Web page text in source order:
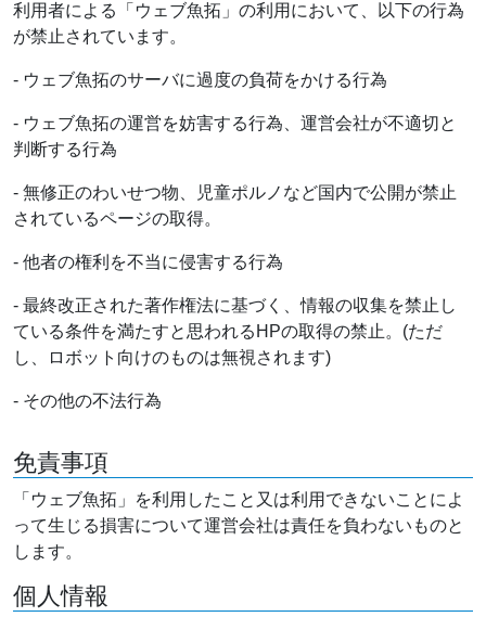
利用者による「ウェブ魚拓」の利用において、以下の行為
が禁止されています。
- ウェブ魚拓のサーバに過度の負荷をかける行為
- ウェブ魚拓の運営を妨害する行為、運営会社が不適切と
判断する行為
- 無修正のわいせつ物、児童ポルノなど国内で公開が禁止
されているページの取得。
- 他者の権利を不当に侵害する行為
- 最終改正された著作権法に基づく、情報の収集を禁止し
ている条件を満たすと思われるHPの取得の禁止。(ただ
し、ロボット向けのものは無視されます)
- その他の不法行為
免責事項
「ウェブ魚拓」を利用したこと又は利用できないことによ
って生じる損害について運営会社は責任を負わないものと
します。
個人情報